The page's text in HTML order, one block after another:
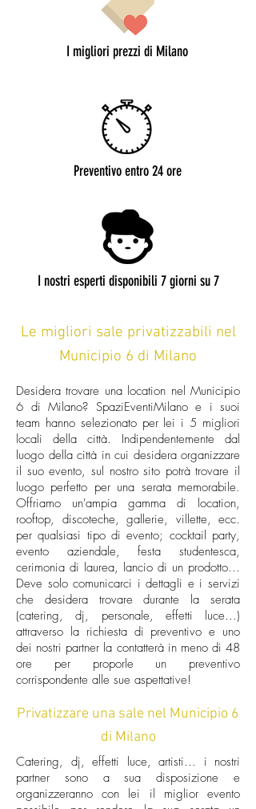
I migliori prezzi di Milano
Preventivo entro 24 ore
I nostri esperti disponibili 7 giorni su 7
Le migliori sale privatizzabili nel
Municipio 6 di Milano
Desidera trovare una location nel Municipio
6 di Milano? SpaziEventiMilano e i suoi
team hanno selezionato per lei i 5 migliori
locali della città. Indipendentemente dal
luogo della città in cui desidera organizzare
il suo evento, sul nostro sito potrà trovare il
luogo perfetto per una serata memorabile.
Offriamo un'ampia gamma di location,
rooftop, discoteche, gallerie, villette, ecc.
per qualsiasi tipo di evento; cocktail party,
evento aziendale, festa studentesca,
cerimonia di laurea, lancio di un prodotto...
Deve solo comunicarci i dettagli e i servizi
che desidera trovare durante la serata
(catering, dj, personale, effetti luce...)
attraverso la richiesta di preventivo e uno
dei nostri partner la contatterà in meno di 48
ore per proporle un preventivo
corrispondente alle sue aspettative!
Privatizzare una sale nel Municipio 6
di Milano
Catering, dj, effetti luce, artisti... i nostri
partner sono a sua disposizione e
organizzeranno con lei il miglior evento